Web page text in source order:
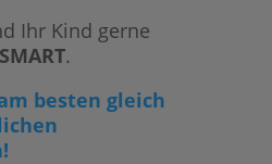
Ihr Kind gerne
.
besten gleich